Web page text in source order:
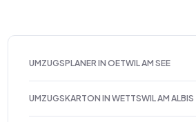
UMZUGSPLANER IN OETWIL AM SEE
UMZUGSKARTON IN WETTSWIL AM ALBIS